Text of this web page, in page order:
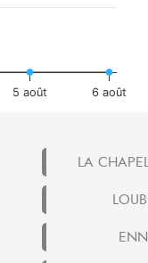
5 août 6 août
LA